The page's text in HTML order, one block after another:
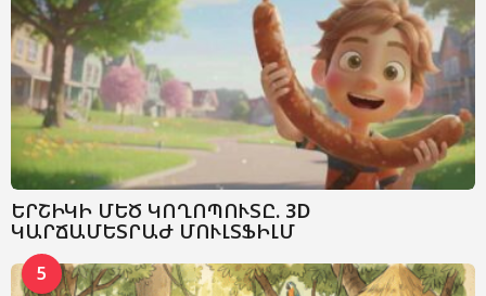
ԵՐՇԻԿԻ ՄԵԾ ԿՈՂՈՊՈՒՏԸ. 3D
ԿԱՐՃԱՄԵՏՐԱԺ ՄՈՒԼՏՖԻԼՄ
5